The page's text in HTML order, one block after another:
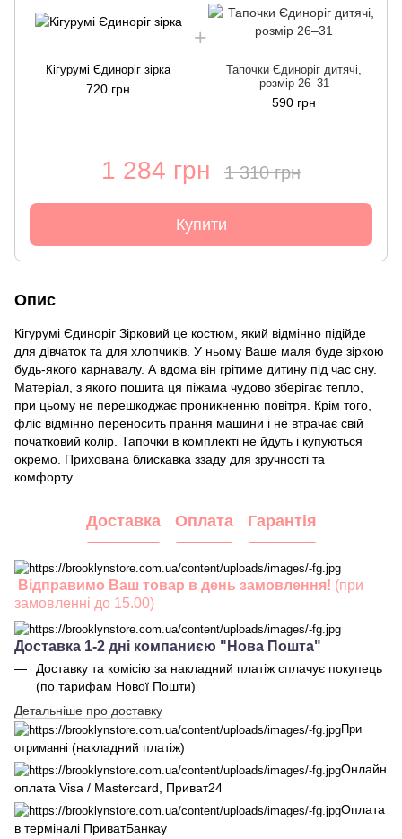
Кігурумі Єдиноріг зірка
720 грн
Тапочки Єдиноріг дитячі,
розмір 26–31
590 грн
1 284 грн 1 310 грн
Купити
Опис
Кігурумі Єдиноріг Зірковий це костюм, який відмінно підійде
для дівчаток та для хлопчиків. У ньому Ваше маля буде зіркою
будь-якого карнавалу. А вдома він грітиме дитину під час сну.
Матеріал, з якого пошита ця піжама чудово зберігає тепло,
при цьому не перешкоджає проникненню повітря. Крім того,
фліс відмінно переносить прання машини і не втрачає свій
початковий колір. Тапочки в комплекті не йдуть і купуються
окремо. Прихована блискавка ззаду для зручності та
комфорту.
Доставка Оплата Гарантія
Відправимо Ваш товар в день замовлення! (при
замовленні до 15.00)
Доставка 1-2 дні компаниєю "Нова Пошта"
Доставку та комісію за накладний платіж сплачує покупець
(по тарифам Нової Пошти)
Детальніше про доставку
При
отриманні (накладний платіж)
Онлайн
оплата Visa / Mastercard, Приват24
Оплата
в терміналі ПриватБанкау